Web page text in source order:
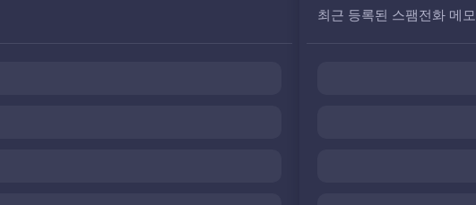
최근 등록된 스팸전화 메모